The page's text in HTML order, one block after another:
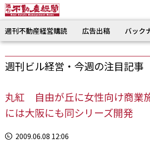
週刊不動産経営購読 広告出稿 バック
週刊ビル経営・今週の注目記事
丸紅 自由が丘に女性向け商業
には大阪にも同シリーズ開発
2009.06.08 12:06